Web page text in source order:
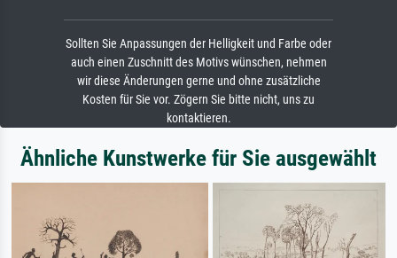
Sollten Sie Anpassungen der Helligkeit und Farbe oder
auch einen Zuschnitt des Motivs wünschen, nehmen
wir diese Änderungen gerne und ohne zusätzliche
Kosten für Sie vor. Zögern Sie bitte nicht, uns zu
kontaktieren.
Ähnliche Kunstwerke für Sie ausgewählt